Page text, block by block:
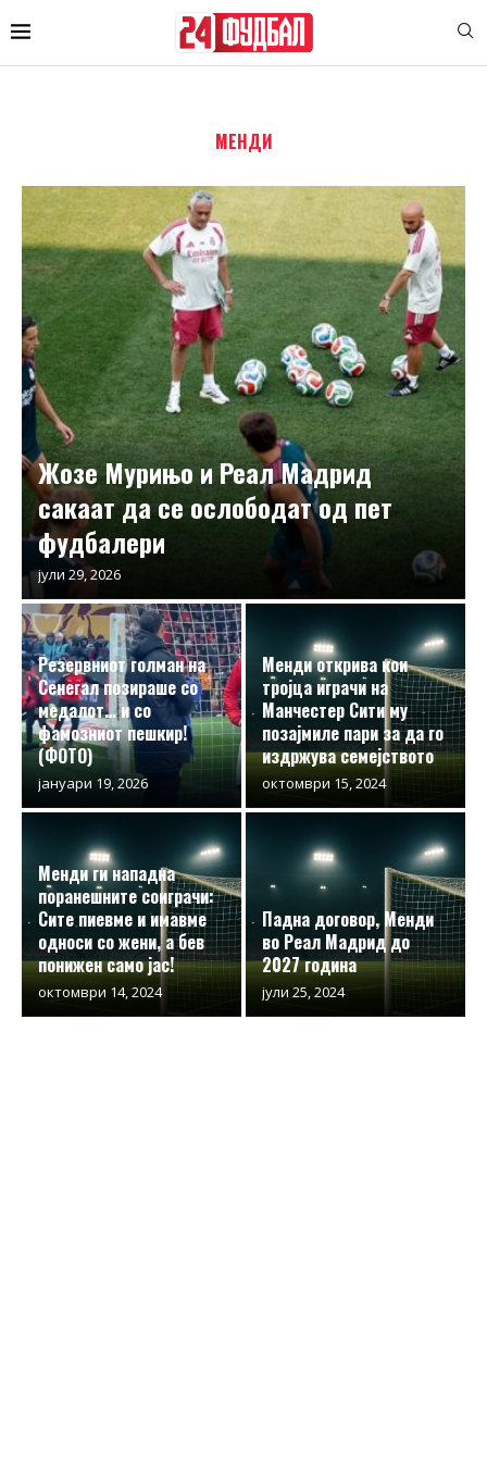
МЕНДИ
Жозе Мурињо и Реал Мадрид
сакаат да се ослободат од пет
фудбалери
јули 29, 2026
Резервниот голман на
Сенегал позираше со
медалот… и со
фамозниот пешкир!
(ФОТО)
јануари 19, 2026
Менди открива кои
тројца играчи на
Манчестер Сити му
позајмиле пари за да го
издржува семејството
октомври 15, 2024
Менди ги нападна
поранешните соиграчи:
Сите пиевме и имавме
односи со жени, а бев
понижен само јас!
октомври 14, 2024
Падна договор, Менди
во Реал Мадрид до
2027 година
јули 25, 2024